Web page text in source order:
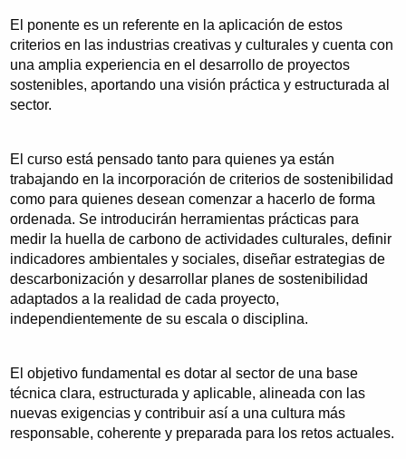
El ponente es un referente en la aplicación de estos
criterios en las industrias creativas y culturales y cuenta con
una amplia experiencia en el desarrollo de proyectos
sostenibles, aportando una visión práctica y estructurada al
sector.
El curso está pensado tanto para quienes ya están
trabajando en la incorporación de criterios de sostenibilidad
como para quienes desean comenzar a hacerlo de forma
ordenada. Se introducirán herramientas prácticas para
medir la huella de carbono de actividades culturales, definir
indicadores ambientales y sociales, diseñar estrategias de
descarbonización y desarrollar planes de sostenibilidad
adaptados a la realidad de cada proyecto,
independientemente de su escala o disciplina.
El objetivo fundamental es dotar al sector de una base
técnica clara, estructurada y aplicable, alineada con las
nuevas exigencias y contribuir así a una cultura más
responsable, coherente y preparada para los retos actuales.